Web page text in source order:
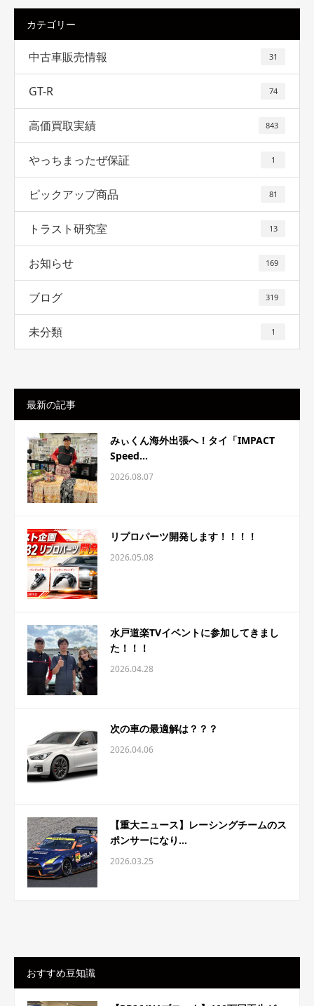
カテゴリー
中古車販売情報 31
GT-R 74
高価買取実績 843
やっちまったぜ保証 1
ピックアップ商品 81
トラスト研究室 13
お知らせ 169
ブログ 319
未分類 1
最新の記事
みぃくん海外出張へ！タイ「IMPACT
Speed...
2026.08.07
リプロパーツ開発します！！！！
2026.05.08
水戸道楽TVイベントに参加してきまし
た！！！
2026.04.28
次の車の最適解は？？？
2026.04.06
【重大ニュース】レーシングチームのス
ポンサーになり...
2026.03.25
おすすめ豆知識